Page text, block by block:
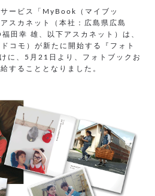
ービス「MyBook（マイブッ
スカネット（本社：広島県広島
田幸 雄、以下アスカネット）は、
コモ）が新たに開始する『フォト
に、5月21日より、フォトブックお
することとなりました。